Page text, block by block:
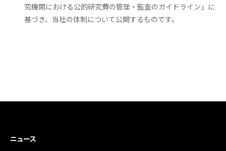
究機関における公的研究費の管理・監査のガイドライン」に
基づき、当社の体制について公開するものです。
ニュース